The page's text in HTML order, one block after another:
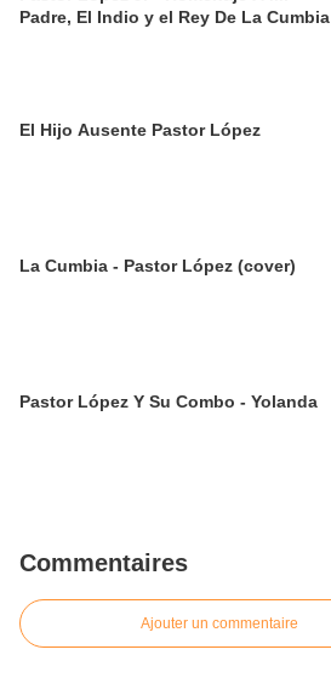
Padre, El Indio y el Rey De La Cumbia
El Hijo Ausente Pastor López
La Cumbia - Pastor López (cover)
Pastor López Y Su Combo - Yolanda
Commentaires
Ajouter un commentaire